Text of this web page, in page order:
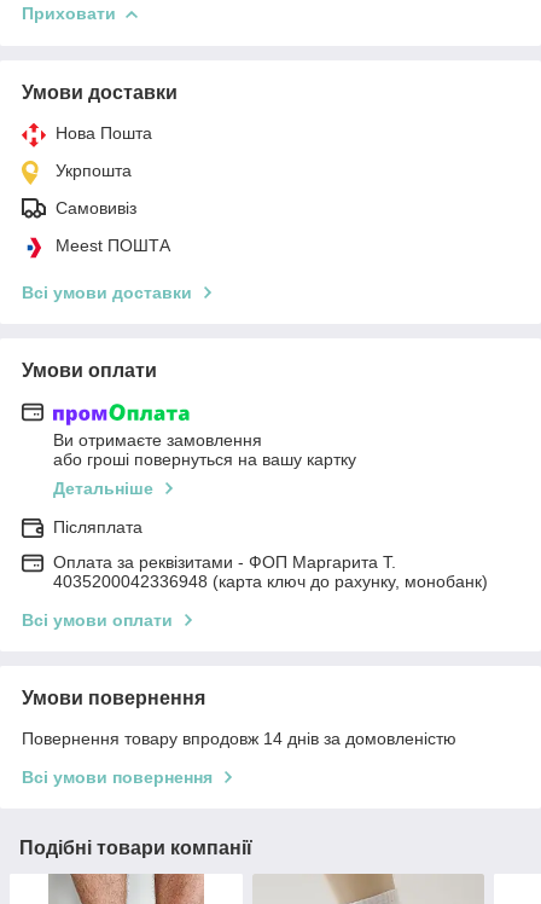
Приховати
Умови доставки
Нова Пошта
Укрпошта
Самовивіз
Meest ПОШТА
Всі умови доставки
Умови оплати
Ви отримаєте замовлення
або гроші повернуться на вашу картку
Детальніше
Післяплата
Оплата за реквізитами - ФОП Маргарита Т.
4035200042336948 (карта ключ до рахунку, монобанк)
Всі умови оплати
Умови повернення
Повернення товару впродовж 14 днів за домовленістю
Всі умови повернення
Подібні товари компанії